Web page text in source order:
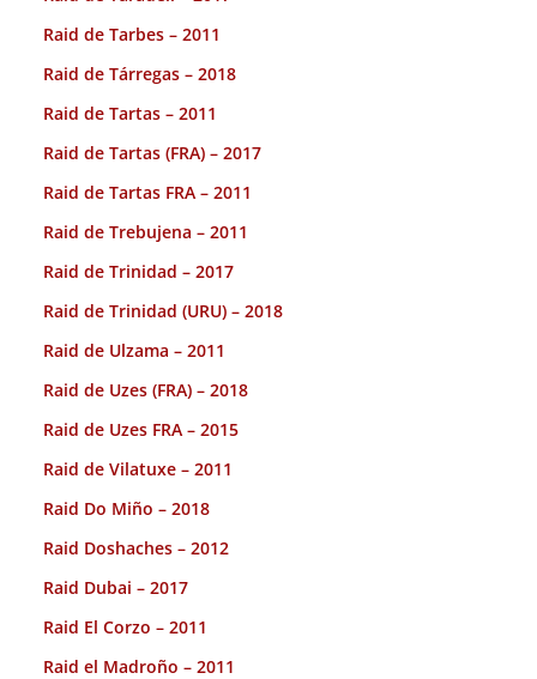
Raid de Tarbes – 2011
Raid de Tárregas – 2018
Raid de Tartas – 2011
Raid de Tartas (FRA) – 2017
Raid de Tartas FRA – 2011
Raid de Trebujena – 2011
Raid de Trinidad – 2017
Raid de Trinidad (URU) – 2018
Raid de Ulzama – 2011
Raid de Uzes (FRA) – 2018
Raid de Uzes FRA – 2015
Raid de Vilatuxe – 2011
Raid Do Miño – 2018
Raid Doshaches – 2012
Raid Dubai – 2017
Raid El Corzo – 2011
Raid el Madroño – 2011